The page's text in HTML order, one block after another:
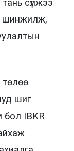
сүлжээ
шинжилж,
төлөө
шиг
бол IBKR